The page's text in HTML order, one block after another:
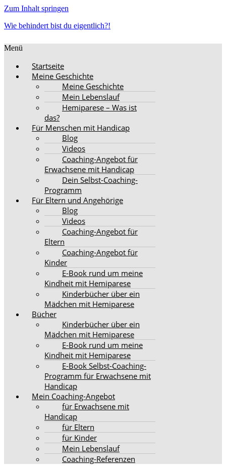
Zum Inhalt springen
Wie behindert bist du eigentlich?!
Menü
Startseite
Meine Geschichte
Meine Geschichte
Mein Lebenslauf
Hemiparese – Was ist
das?
Für Menschen mit Handicap
Blog
Videos
Coaching-Angebot für
Erwachsene mit Handicap
Dein Selbst-Coaching-
Programm
Für Eltern und Angehörige
Blog
Videos
Coaching-Angebot für
Eltern
Coaching-Angebot für
Kinder
E-Book rund um meine
Kindheit mit Hemiparese
Kinderbücher über ein
Mädchen mit Hemiparese
Bücher
Kinderbücher über ein
Mädchen mit Hemiparese
E-Book rund um meine
Kindheit mit Hemiparese
E-Book Selbst-Coaching-
Programm für Erwachsene mit
Handicap
Mein Coaching-Angebot
für Erwachsene mit
Handicap
für Eltern
für Kinder
Mein Lebenslauf
Coaching-Referenzen